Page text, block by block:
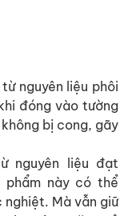
nguyên liệu phôi
đóng vào tường
bị cong, gãy
nguyên liệu đạt
phẩm này có thể
Mà vẫn giữ